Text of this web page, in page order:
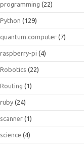
programming (22)
Python (129)
quantum.computer (7)
raspberry-pi (4)
Robotics (22)
Routing (1)
ruby (24)
scanner (1)
science (4)